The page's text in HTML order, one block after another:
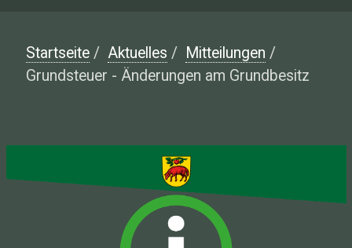
Startseite / Aktuelles / Mitteilungen /
Grundsteuer - Änderungen am Grundbesitz